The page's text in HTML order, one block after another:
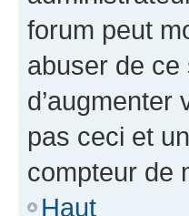
forum peut
abuser de ce
pas ceci et
compteur de
Haut